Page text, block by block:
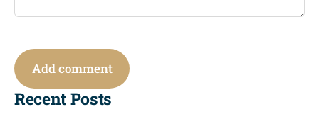
Recent Posts